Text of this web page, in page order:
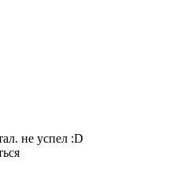
не успел :D